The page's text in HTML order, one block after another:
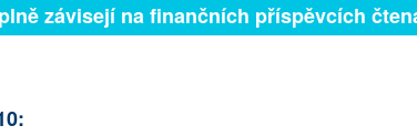
závisejí na finančních příspěvcích